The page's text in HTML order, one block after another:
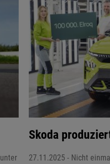
Skoda
27.11.2025 - Nicht